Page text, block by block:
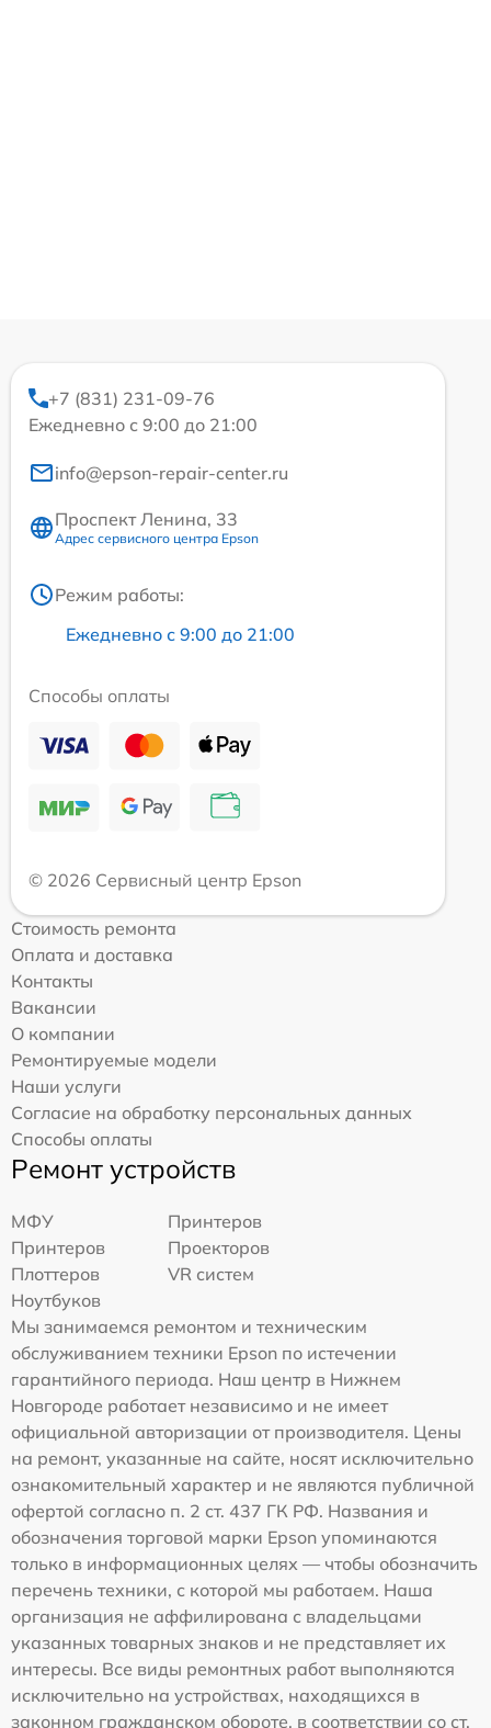
+7 (831) 231-09-76
Ежедневно с 9:00 до 21:00
info@epson-repair-center.ru
Проспект Ленина, 33
Адрес сервисного центра Epson
Режим работы:
Ежедневно с 9:00 до 21:00
Способы оплаты
© 2026 Сервисный центр Epson
Стоимость ремонта
Оплата и доставка
Контакты
Вакансии
О компании
Ремонтируемые модели
Наши услуги
Согласие на обработку персональных данных
Способы оплаты
Ремонт устройств
МФУ
Принтеров
Принтеров
Проекторов
Плоттеров
VR систем
Ноутбуков
Мы занимаемся ремонтом и техническим
обслуживанием техники Epson по истечении
гарантийного периода. Наш центр в Нижнем
Новгороде работает независимо и не имеет
официальной авторизации от производителя. Цены
на ремонт, указанные на сайте, носят исключительно
ознакомительный характер и не являются публичной
офертой согласно п. 2 ст. 437 ГК РФ. Названия и
обозначения торговой марки Epson упоминаются
только в информационных целях — чтобы обозначить
перечень техники, с которой мы работаем. Наша
организация не аффилирована с владельцами
указанных товарных знаков и не представляет их
интересы. Все виды ремонтных работ выполняются
исключительно на устройствах, находящихся в
законном гражданском обороте, в соответствии со ст.